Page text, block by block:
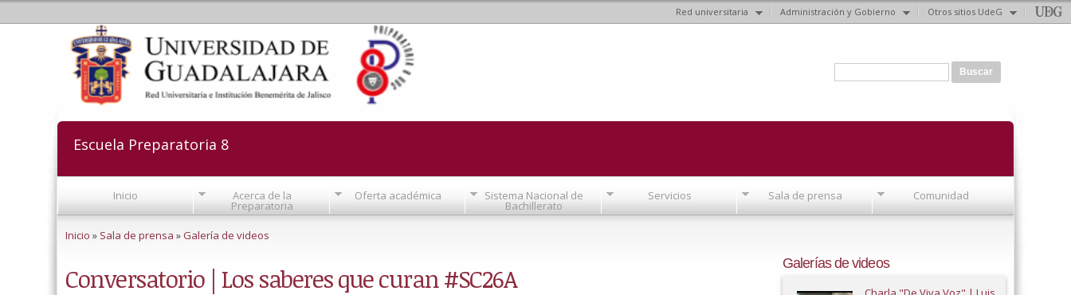
Red universitaria Administración y Gobierno Otros sitios UdeG
Formulario de búsqueda
Escuela Preparatoria 8
Inicio Acerca de la
Preparatoria
Oferta académica Sistema Nacional de
Bachillerato
Servicios Sala de prensa Comunidad
Inicio » Sala de prensa »Galería de videos
Conversatorio | Los saberes que curan #SC26A Galerías de videos